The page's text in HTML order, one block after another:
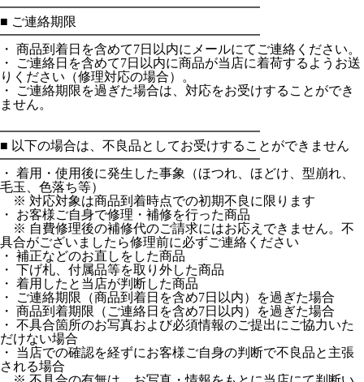
━━━━━━━━━━━━━━━━━━━━
■ ご連絡期限
━━━━━━━━━━━━━━━━━━━━
・ 商品到着日を含めて7日以内にメールにてご連絡ください。
・ ご連絡日を含めて7日以内に商品が当店に着荷するようお送
りください（修理対応の場合）。
・ ご連絡期限を過ぎた場合は、対応をお受けすることができ
ません。
━━━━━━━━━━━━━━━━━━━━
■ 以下の場合は、不良品としてお受けすることができません
━━━━━━━━━━━━━━━━━━━━
・ 着用・使用後に発生した事象（ほつれ、ほどけ、型崩れ、
毛玉、色落ち等）
※ 対応対象は商品到着時点での初期不良に限ります
・ お客様ご自身で修理・補修を行った商品
※ 自費修理後の補修代のご請求にはお応えできません。不
具合がございましたら修理前に必ずご連絡ください
・ 補正などのお直しをした商品
・ 下げ札、付属品等を取り外した商品
・ 着用したと当店が判断した商品
・ ご連絡期限（商品到着日を含め7日以内）を過ぎた場合
・ 商品到着期限（ご連絡日を含め7日以内）を過ぎた場合
・ 不具合箇所のお写真および必須情報のご提出にご協力いた
だけない場合
・ 当店での確認を経ずにお客様ご自身の判断で不良品と主張
される場合